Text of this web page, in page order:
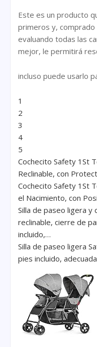
Este es un producto
primeros y,
evaluando todas las
mejor, le permitirá
incluso puede usarlo
1
2
3
4
5
Cochecito Safety 1St
Reclinable, con
Cochecito Safety 1St
el Nacimiento, con
Silla de paseo ligera y
reclinable, cierre de
incluido,…
Silla de paseo ligera
pies incluido,